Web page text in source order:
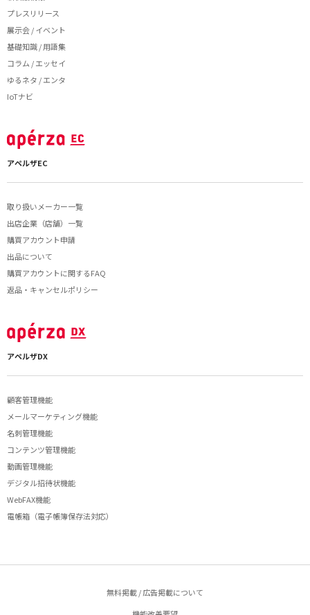
プレスリリース
展示会 / イベント
基礎知識 / 用語集
コラム / エッセイ
ゆるネタ / エンタ
IoTナビ
アペルザEC
取り扱いメーカー一覧
出店企業（店舗）一覧
購買アカウント申請
出品について
購買アカウントに関するFAQ
返品・キャンセルポリシー
アペルザDX
顧客管理機能
メールマーケティング機能
名刺管理機能
コンテンツ管理機能
動画管理機能
デジタル招待状機能
WebFAX機能
電帳箱（電子帳簿保存法対応）
無料掲載 / 広告掲載について